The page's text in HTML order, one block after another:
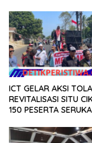
ICT GELAR AKSI
REVITALISASI SITU
150 PESERTA